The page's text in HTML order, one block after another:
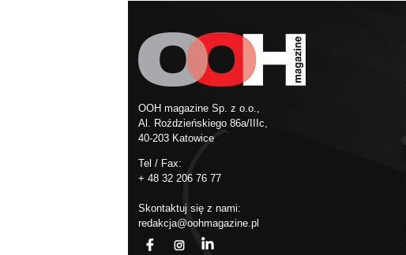
OOH magazine Sp. z o.o.,
Al. Roździeńskiego 86a/IIIc,
40-203 Katowice
Tel / Fax:
+ 48 32 206 76 77
Skontaktuj się z nami:
redakcja@oohmagazine.pl